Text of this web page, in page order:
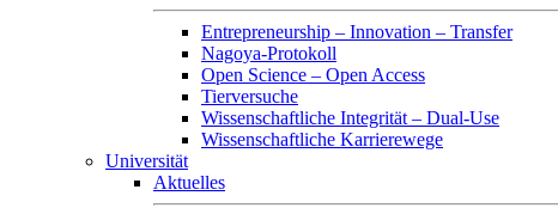
Entrepreneurship – Innovation – Transfer
Nagoya-Protokoll
Open Science – Open Access
Tierversuche
Wissenschaftliche Integrität – Dual-Use
Wissenschaftliche Karrierewege
Universität
Aktuelles